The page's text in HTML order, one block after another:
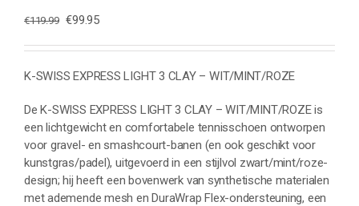
€119.99 Oorspronkelijke
was:
€119.99.
€99.95Huidige
is:
€99.95.
K-SWISS EXPRESS LIGHT 3 CLAY – WIT/MINT/ROZE
De K-SWISS EXPRESS LIGHT 3 CLAY – WIT/MINT/ROZE is
een lichtgewicht en comfortabele tennisschoen ontworpen
voor gravel- en smashcourt-banen (en ook geschikt voor
kunstgras/padel), uitgevoerd in een stijlvol zwart/mint/roze-
design; hij heeft een bovenwerk van synthetische materialen
met ademende mesh en DuraWrap Flex-ondersteuning, een